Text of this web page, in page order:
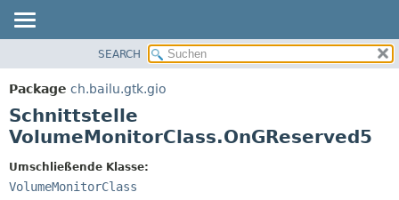
PACKAGE
KLASSE
BAUM
INDEX
SEARCH
Package ch.bailu.gtk.gio
Schnittstelle
VolumeMonitorClass.OnGReserved5
Umschließende Klasse:
VolumeMonitorClass